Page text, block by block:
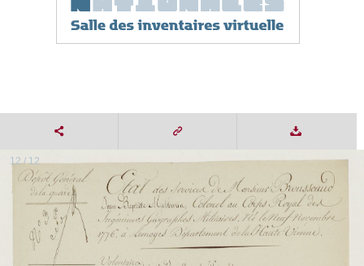
12 / 12